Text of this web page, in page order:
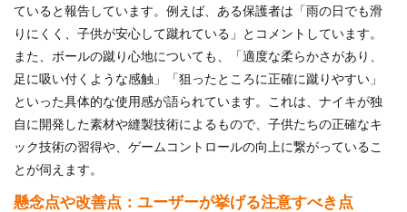
ていると報告しています。例えば、ある保護者は「雨の日でも滑
りにくく、子供が安心して蹴れている」とコメントしています。
また、ボールの蹴り心地についても、「適度な柔らかさがあり、
足に吸い付くような感触」「狙ったところに正確に蹴りやすい」
といった具体的な使用感が語られています。これは、ナイキが独
自に開発した素材や縫製技術によるもので、子供たちの正確なキ
ック技術の習得や、ゲームコントロールの向上に繋がっているこ
とが伺えます。
懸念点や改善点：ユーザーが挙げる注意すべき点